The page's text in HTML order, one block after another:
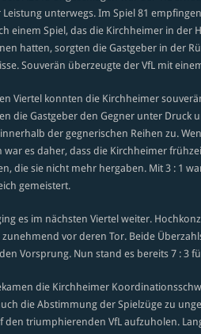
unterwegs. Im Spiel 81 empfingen
einem Spiel, das die Kirchheimer in der
hatten, sorgten die Gastgeber in der
Souverän überzeugte der VfL mit
Viertel konnten die Kirchheimer
die Gastgeber den Gegner unter Druck
der gegnerischen Reihen zu.
es daher, dass die Kirchheimer
die sie nicht mehr hergaben. Mit 3 : 1
gemeistert.
es im nächsten Viertel weiter.
zunehmend vor deren Tor. Beide
Vorsprung. Nun stand es bereits 7 : 3
die Kirchheimer
die Abstimmung der Spielzüge zu
den triumphierenden VfL aufzuholen.